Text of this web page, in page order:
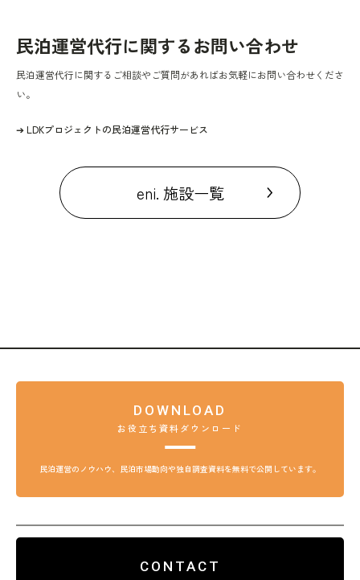
民泊運営代行に関するお問い合わせ
民泊運営代行に関するご相談やご質問があればお気軽にお問い合わせくださ
い。
➔LDKプロジェクトの民泊運営代行サービス
eni. 施設一覧
DOWNLOAD
お役立ち資料ダウンロード
民泊運営のノウハウ、民泊市場動向や独自調査資料を無料で公開しています。
CONTACT